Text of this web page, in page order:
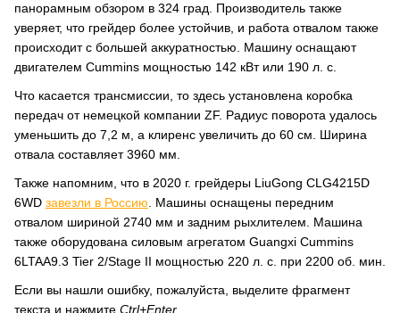
панорамным обзором в 324 град. Производитель также
уверяет, что грейдер более устойчив, и работа отвалом также
происходит с большей аккуратностью. Машину оснащают
двигателем Cummins мощностью 142 кВт или 190 л. с.
Что касается трансмиссии, то здесь установлена коробка
передач от немецкой компании ZF. Радиус поворота удалось
уменьшить до 7,2 м, а клиренс увеличить до 60 см. Ширина
отвала составляет 3960 мм.
Также напомним, что в 2020 г. грейдеры LiuGong CLG4215D
6WD завезли в Россию . Машины оснащены передним
отвалом шириной 2740 мм и задним рыхлителем. Машина
также оборудована силовым агрегатом Guangxi Cummins
6LTAA9.3 Tier 2/Stage II мощностью 220 л. с. при 2200 об. мин.
Если вы нашли ошибку, пожалуйста, выделите фрагмент
текста и нажмите Ctrl+Enter